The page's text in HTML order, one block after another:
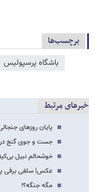
برچسب‌ها
باشگاه پرسپولیس
خبرهای مرتبط
پایان روزهای
جست و جوی گنج
خوشحالم نبیل
عکس‌| سلفی برفی
مگه جنگه؟!